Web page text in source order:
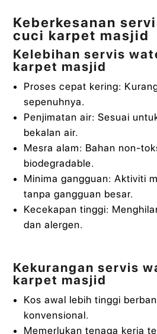
Keberkesanan
cuci karpet masjid
Kelebihan servis
karpet masjid
Proses cepat kering:
sepenuhnya.
Penjimatan air: Sesuai
bekalan air.
Mesra alam: Bahan non-
biodegradable.
Minima gangguan: Aktiviti
tanpa gangguan besar.
Kecekapan tinggi:
dan alergen.
Kekurangan servis
karpet masjid
Kos awal lebih tinggi
konvensional.
Memerlukan tenaga kerja